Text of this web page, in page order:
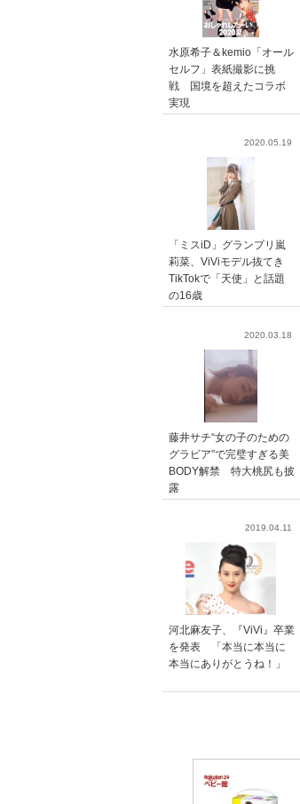
水原希子＆kemio「オール
セルフ」表紙撮影に挑
戦 国境を超えたコラボ
実現
2020.05.19
「ミスiD」グランプリ嵐
莉菜、ViViモデル抜てき
TikTokで「天使」と話題
の16歳
2020.03.18
藤井サチ“女の子のための
グラビア”で完璧すぎる美
BODY解禁 特大桃尻も披
露
2019.04.11
河北麻友子、『ViVi』卒業
を発表 「本当に本当に
本当にありがとうね！」